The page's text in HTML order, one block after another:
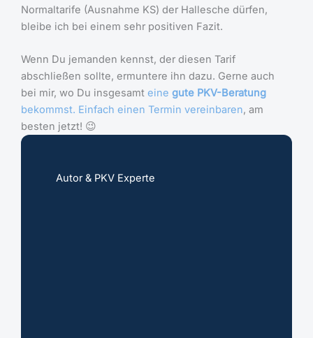
Normaltarife (Ausnahme KS) der Hallesche dürfen,
bleibe ich bei einem sehr positiven Fazit.
Wenn Du jemanden kennst, der diesen Tarif
abschließen sollte, ermuntere ihn dazu. Gerne auch
bei mir, wo Du insgesamt eine gute PKV-Beratung
bekommst. Einfach einen Termin vereinbaren, am
besten jetzt! 😉
Autor & PKV Experte